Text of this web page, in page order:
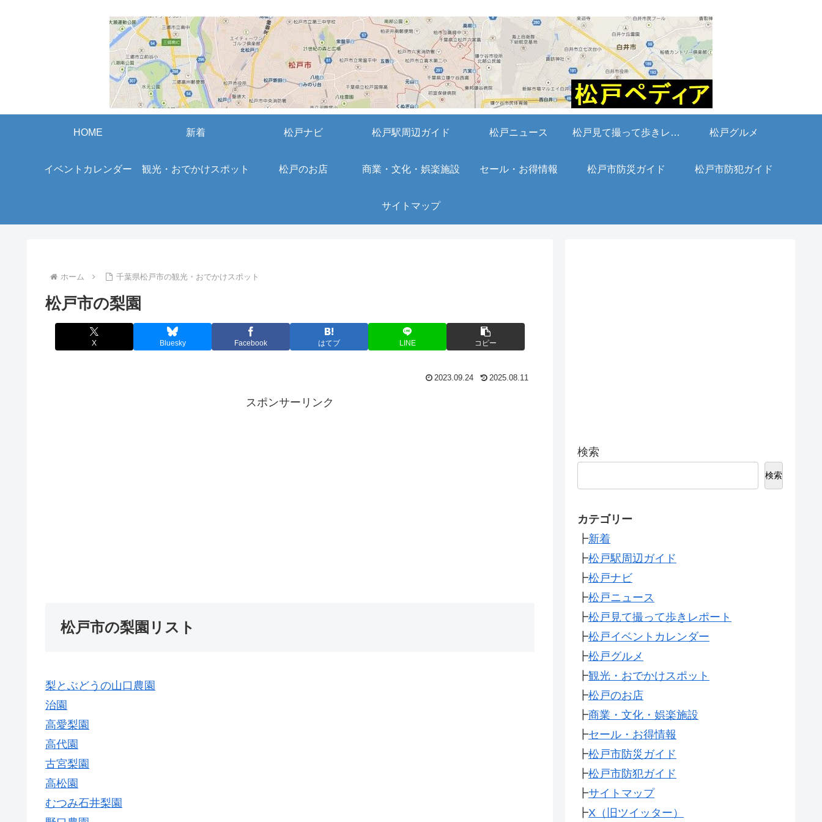
HOME 新着 松戸ナビ 松戸駅周辺ガイド 松戸ニュース 松戸見て撮って歩きレポート 松戸グルメ
イベントカレンダー 観光・おでかけスポット 松戸のお店 商業・文化・娯楽施設 セール・お得情報 松戸市防災ガイド 松戸市防犯ガイド
サイトマップ
ホーム 千葉県松戸市の観光・おでかけスポット
松戸市の梨園
X Bluesky Facebook はてブ LINE コピー
2023.09.24 2025.08.11
スポンサーリンク
松戸市の梨園リスト
梨とぶどうの山口農園
治園
高愛梨園
高代園
古宮梨園
高松園
むつみ石井梨園
検索
検索
カテゴリー
┣新着
┣松戸駅周辺ガイド
┣松戸ナビ
┣松戸ニュース
┣松戸見て撮って歩きレポート
┣松戸イベントカレンダー
┣松戸グルメ
┣観光・おでかけスポット
┣松戸のお店
┣商業・文化・娯楽施設
┣セール・お得情報
┣松戸市防災ガイド
┣松戸市防犯ガイド
┣サイトマップ
┣X（旧ツイッター）